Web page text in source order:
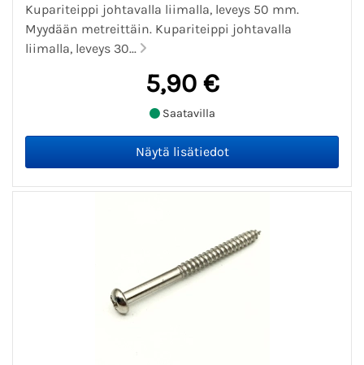
Kupariteippi johtavalla liimalla, leveys 50 mm.
Myydään metreittäin. Kupariteippi johtavalla
liimalla, leveys 30...
5,90 €
Saatavilla